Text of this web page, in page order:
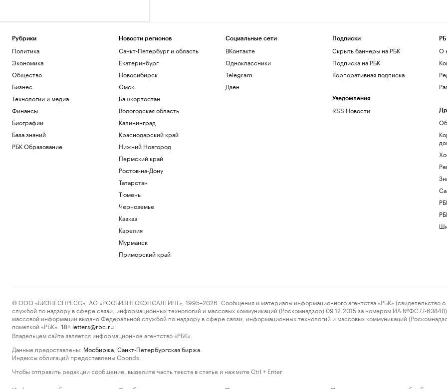
Рубрики
Политика
Экономика
Общество
Бизнес
Технологии и медиа
Финансы
Биографии
База знаний
РБК Образование
Новости регионов
Санкт-Петербург и область
Екатеринбург
Новосибирск
Омск
Башкортостан
Вологодская область
Калининград
Краснодарский край
Нижний Новгород
Пермский край
Ростов-на-Дону
Татарстан
Тюмень
Черноземье
Кавказ
Карелия
Мурманск
Приморский край
Социальные сети
ВКонтакте
Одноклассники
Telegram
Дзен
Подписки
Скрыть баннеры на РБК
Подписка на РБК
Корпоративная подписка
Уведомления
RSS Новости
О
© ООО «БИЗНЕСПРЕСС», АО «РОСБИЗНЕСКОНСАЛТИНГ», 1995–2026. Сообщения и материалы информационного агентства «РБК» (свидетельство о
службой по надзору в сфере связи, информационных технологий и массовых коммуникаций (Роскомнадзор) 09.12.2015 за номером ИА №ФС77-63848)
массовой информации выдано Федеральной службой по надзору в сфере связи, информационных технологий и массовых коммуникаций
пометкой «РБК».
18+ letters@rbc.ru
Владельцем сайта является информационное агентство «РБК».
Данные предоставлены: Мосбиржа Санкт-Петербургская биржа
Индексы облигаций предоставлены Cbonds.
Чтобы отправить редакции сообщение, выделите часть текста в статье и нажмите Ctrl + Enter